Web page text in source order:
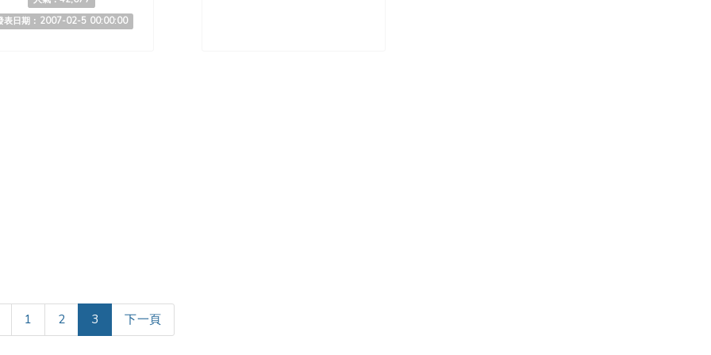
表日期：2007-02-5 00:00:00
1 2 3 (current)
下一頁